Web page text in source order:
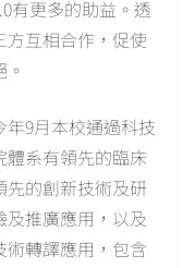
有更多的助益。透
互相合作，促使
9月本校通過科技
系有領先的臨床
的創新技術及研
推廣應用，以及
轉譯應用，包含